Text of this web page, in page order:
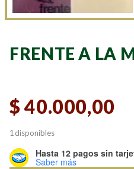
FRENTE A LA
$40.000,00
1 disponibles
Hasta 12 pagos sin
Saber más